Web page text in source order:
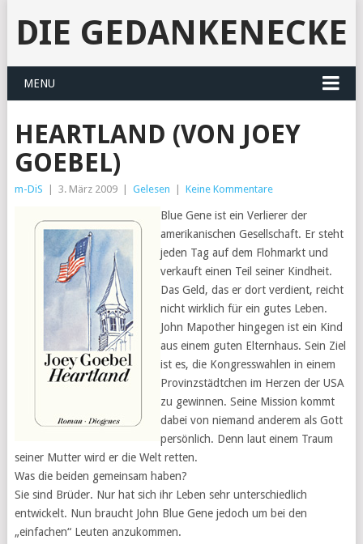
DIE GEDANKENECKE
MENU
HEARTLAND (VON JOEY
GOEBEL)
m-DiS 3. März 2009 Gelesen Keine Kommentare
Blue Gene ist ein Verlierer der
amerikanischen Gesellschaft. Er steht
jeden Tag auf dem Flohmarkt und
verkauft einen Teil seiner Kindheit.
Das Geld, das er dort verdient, reicht
nicht wirklich für ein gutes Leben.
John Mapother hingegen ist ein Kind
aus einem guten Elternhaus. Sein Ziel
ist es, die Kongresswahlen in einem
Provinzstädtchen im Herzen der USA
zu gewinnen. Seine Mission kommt
dabei von niemand anderem als Gott
persönlich. Denn laut einem Traum
seiner Mutter wird er die Welt retten.
Was die beiden gemeinsam haben?
Sie sind Brüder. Nur hat sich ihr Leben sehr unterschiedlich
entwickelt. Nun braucht John Blue Gene jedoch um bei den
„einfachen“ Leuten anzukommen.